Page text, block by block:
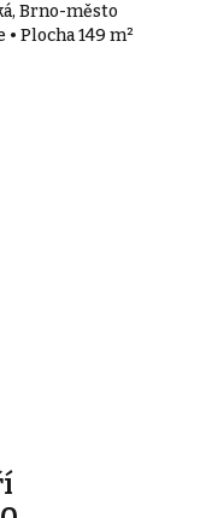
Brno-město
Plocha 149 m²